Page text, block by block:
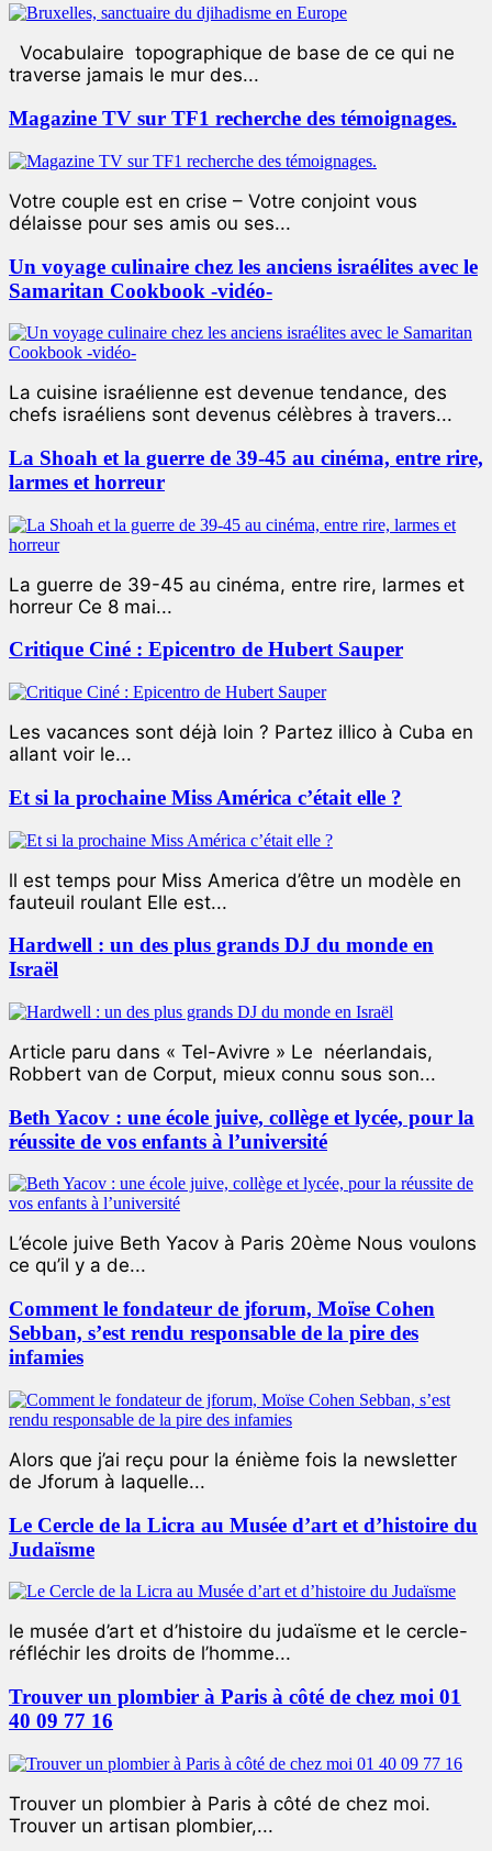
Vocabulaire topographique de base de ce qui ne
traverse jamais le mur des...
Magazine TV sur TF1 recherche des témoignages.
Votre couple est en crise – Votre conjoint vous
délaisse pour ses amis ou ses...
Un voyage culinaire chez les anciens israélites avec le
Samaritan Cookbook -vidéo-
La cuisine israélienne est devenue tendance, des
chefs israéliens sont devenus célèbres à travers...
La Shoah et la guerre de 39-45 au cinéma, entre rire,
larmes et horreur
La guerre de 39-45 au cinéma, entre rire, larmes et
horreur Ce 8 mai...
Critique Ciné : Epicentro de Hubert Sauper
Les vacances sont déjà loin ? Partez illico à Cuba en
allant voir le...
Et si la prochaine Miss América c’était elle ?
ll est temps pour Miss America d’être un modèle en
fauteuil roulant Elle est...
Hardwell : un des plus grands DJ du monde en
Israël
Article paru dans « Tel-Avivre » Le néerlandais,
Robbert van de Corput, mieux connu sous son...
Beth Yacov : une école juive, collège et lycée, pour la
réussite de vos enfants à l’université
L’école juive Beth Yacov à Paris 20ème Nous voulons
ce qu’il y a de...
Comment le fondateur de jforum, Moïse Cohen
Sebban, s’est rendu responsable de la pire des
infamies
Alors que j’ai reçu pour la énième fois la newsletter
de Jforum à laquelle...
Le Cercle de la Licra au Musée d’art et d’histoire du
Judaïsme
le musée d’art et d’histoire du judaïsme et le cercle-
réfléchir les droits de l’homme...
Trouver un plombier à Paris à côté de chez moi 01
40 09 77 16
Trouver un plombier à Paris à côté de chez moi.
Trouver un artisan plombier,...